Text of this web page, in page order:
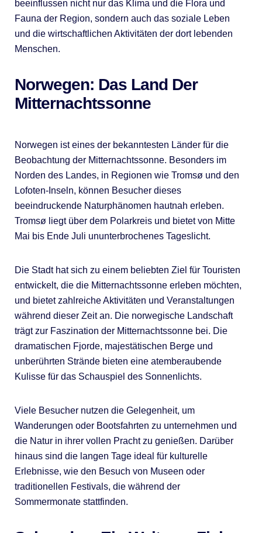
beeinflussen nicht nur das Klima und die Flora und
Fauna der Region, sondern auch das soziale Leben
und die wirtschaftlichen Aktivitäten der dort lebenden
Menschen.
Norwegen: Das Land Der
Mitternachtssonne
Norwegen ist eines der bekanntesten Länder für die
Beobachtung der Mitternachtssonne. Besonders im
Norden des Landes, in Regionen wie Tromsø und den
Lofoten-Inseln, können Besucher dieses
beeindruckende Naturphänomen hautnah erleben.
Tromsø liegt über dem Polarkreis und bietet von Mitte
Mai bis Ende Juli ununterbrochenes Tageslicht.
Die Stadt hat sich zu einem beliebten Ziel für Touristen
entwickelt, die die Mitternachtssonne erleben möchten,
und bietet zahlreiche Aktivitäten und Veranstaltungen
während dieser Zeit an. Die norwegische Landschaft
trägt zur Faszination der Mitternachtssonne bei. Die
dramatischen Fjorde, majestätischen Berge und
unberührten Strände bieten eine atemberaubende
Kulisse für das Schauspiel des Sonnenlichts.
Viele Besucher nutzen die Gelegenheit, um
Wanderungen oder Bootsfahrten zu unternehmen und
die Natur in ihrer vollen Pracht zu genießen. Darüber
hinaus sind die langen Tage ideal für kulturelle
Erlebnisse, wie den Besuch von Museen oder
traditionellen Festivals, die während der
Sommermonate stattfinden.